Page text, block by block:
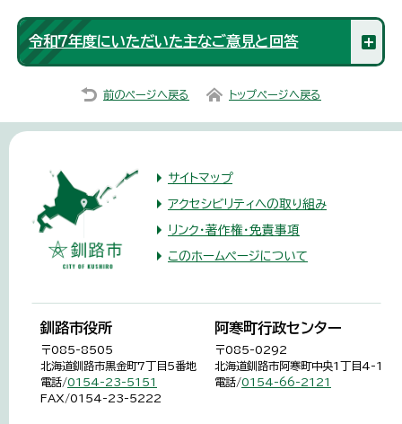
令和7年度にいただいた主なご意見と回答
前のページへ戻る トップページへ戻る
サイトマップ
アクセシビリティへの取り組み
リンク・著作権・免責事項
このホームページについて
釧路市役所
〒085-8505
北海道釧路市黒金町7丁目5番地
電話/0154-23-5151
FAX/0154-23-5222
阿寒町行政センター
〒085-0292
北海道釧路市阿寒町中央1丁目4-1
電話/0154-66-2121